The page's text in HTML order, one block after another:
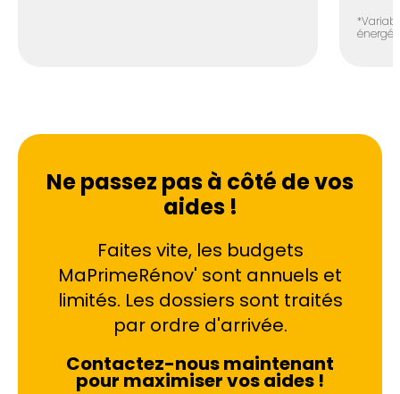
Ne passez pas à côté de vos
aides !
Faites vite, les budgets
MaPrimeRénov' sont annuels et
limités. Les dossiers sont traités
par ordre d'arrivée.
Contactez-nous maintenant
pour maximiser vos aides !